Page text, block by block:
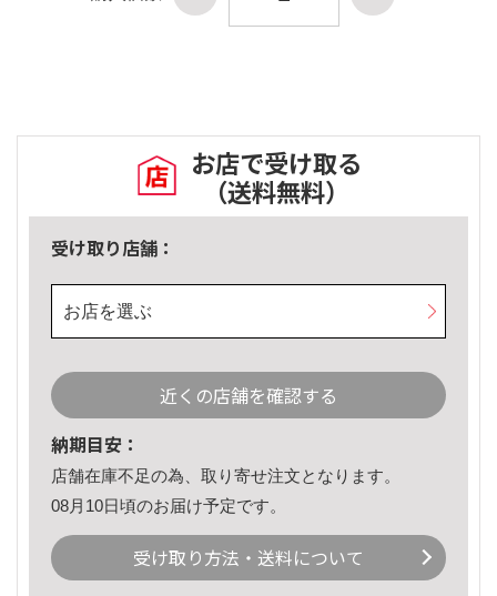
お店で受け取る
（送料無料）
受け取り店舗：
お店を選ぶ
近くの店舗を確認する
納期目安：
店舗在庫不足の為、取り寄せ注文となります。
08月10日頃のお届け予定です。
受け取り方法・送料について